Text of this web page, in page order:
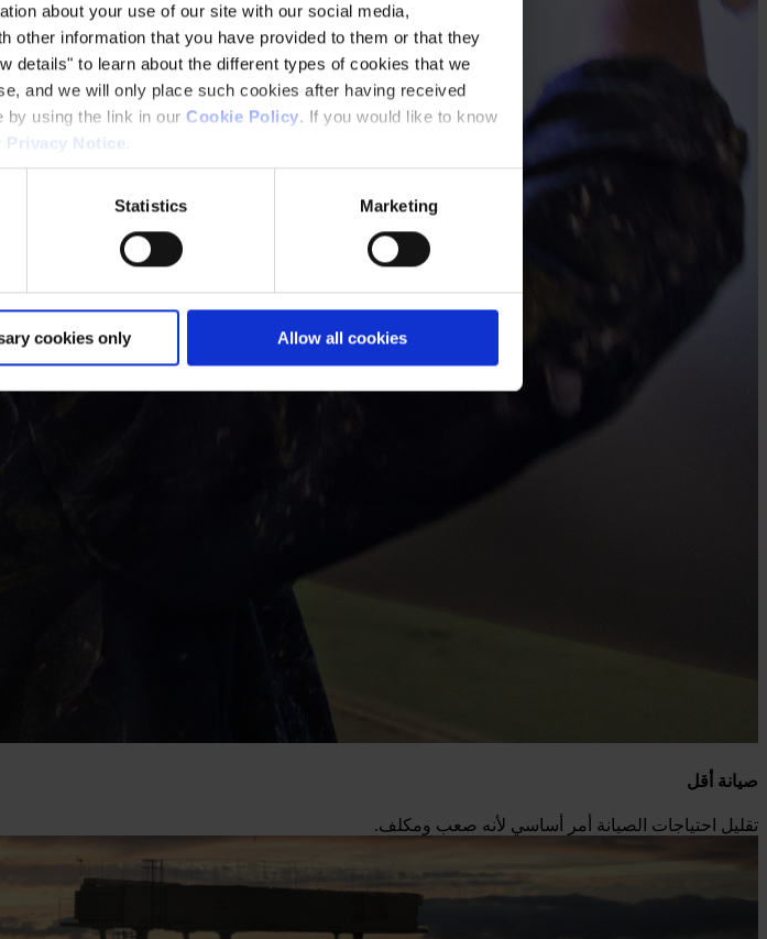
about your use of our site with our social media,
other information that you have provided to them or that they
details" to learn about the different types of cookies that we
and we will only place such cookies after having received
by using the link in our Cookie Policy. If you would like to know
Privacy Notice
Statistics Marketing
cookies only Allow all cookies
صيانة أقل
تقليل احتياجات الصيانة أمر أساسي لأنه صعب ومكلف.